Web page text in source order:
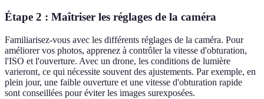
Étape 2 : Maîtriser les réglages de la caméra
Familiarisez-vous avec les différents réglages de la caméra. Pour
améliorer vos photos, apprenez à contrôler la vitesse d'obturation,
l'ISO et l'ouverture. Avec un drone, les conditions de lumière
varieront, ce qui nécessite souvent des ajustements. Par exemple, en
plein jour, une faible ouverture et une vitesse d'obturation rapide
sont conseillées pour éviter les images surexposées.